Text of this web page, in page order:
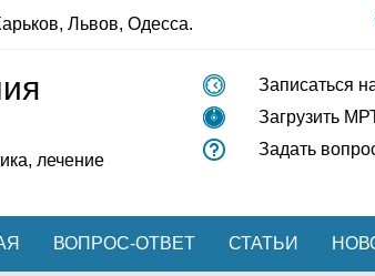
Львов, Одесса.
лечение
Записаться
Загрузить
Задать
ВОПРОС-ОТВЕТ СТАТЬИ